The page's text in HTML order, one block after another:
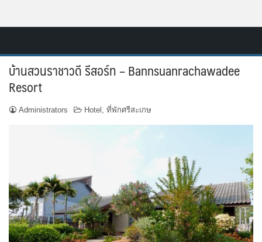
contentHome
ติดต่อ
ทำเว็บไซต์รีสอร์ท
บ้านสวนราชาวดี รีสอร์ท – Bannsuanrachawadee
Resort
Administrators Hotel , ที่พักศรีสะเกษ